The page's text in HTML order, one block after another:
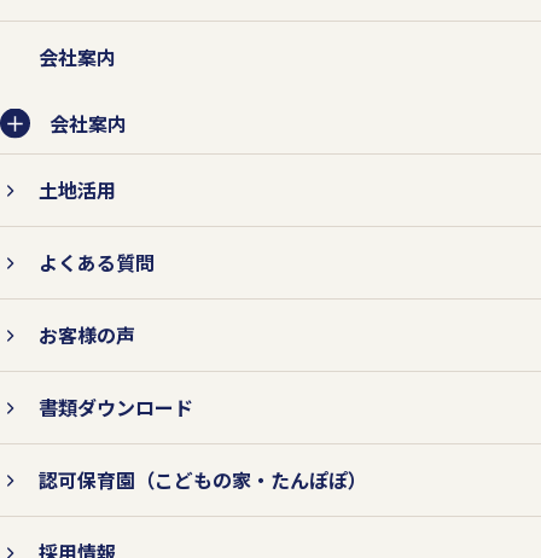
会社案内
会社案内
土地活用
よくある質問
お客様の声
書類ダウンロード
認可保育園 （こどもの家・たんぽぽ）
採用情報